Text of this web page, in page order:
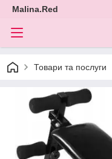
Malina.Red
Товари та послуги